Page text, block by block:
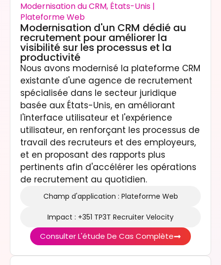
Modernisation du CRM, États-Unis |
Plateforme Web
Modernisation d'un CRM dédié au
recrutement pour améliorer la
visibilité sur les processus et la
productivité
Nous avons modernisé la plateforme CRM
existante d'une agence de recrutement
spécialisée dans le secteur juridique
basée aux États-Unis, en améliorant
l'interface utilisateur et l'expérience
utilisateur, en renforçant les processus de
travail des recruteurs et des employeurs,
et en proposant des rapports plus
pertinents afin d'accélérer les opérations
de recrutement au quotidien.
Champ d'application : Plateforme Web
Impact : +351 TP3T Recruiter Velocity
Consulter L'étude De Cas Complète